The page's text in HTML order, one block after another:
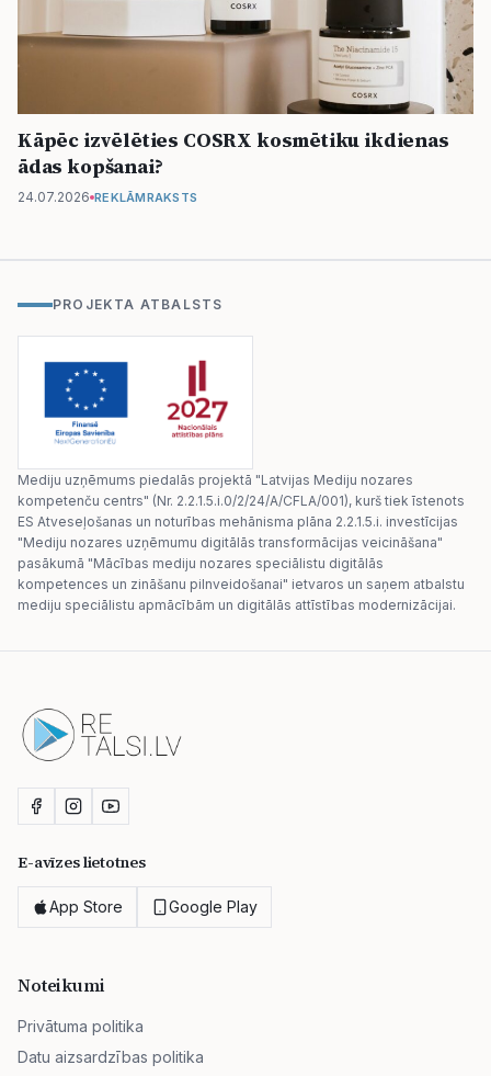
Kāpēc izvēlēties COSRX kosmētiku ikdienas
ādas kopšanai?
24.07.2026 REKLĀMRAKSTS
PROJEKTA ATBALSTS
Mediju uzņēmums piedalās projektā "Latvijas Mediju nozares
kompetenču centrs" (Nr. 2.2.1.5.i.0/2/24/A/CFLA/001), kurš tiek īstenots
ES Atveseļošanas un noturības mehānisma plāna 2.2.1.5.i. investīcijas
"Mediju nozares uzņēmumu digitālās transformācijas veicināšana"
pasākumā "Mācības mediju nozares speciālistu digitālās
kompetences un zināšanu pilnveidošanai" ietvaros un saņem atbalstu
mediju speciālistu apmācībām un digitālās attīstības modernizācijai.
E-avīzes lietotnes
App Store Google Play
Noteikumi
Privātuma politika
Datu aizsardzības politika